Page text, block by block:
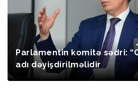
Parlamentin komitə sədri:
adı dəyişdirilməlidir